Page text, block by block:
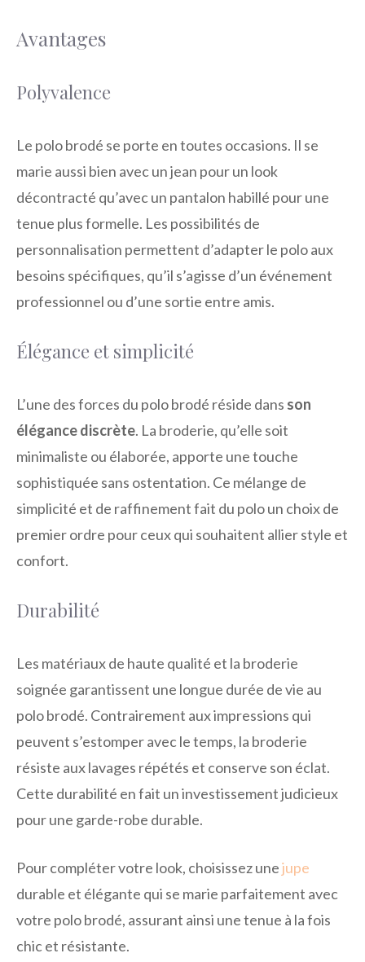
Avantages
Polyvalence
Le polo brodé se porte en toutes occasions. Il se
marie aussi bien avec un jean pour un look
décontracté qu’avec un pantalon habillé pour une
tenue plus formelle. Les possibilités de
personnalisation permettent d’adapter le polo aux
besoins spécifiques, qu’il s’agisse d’un événement
professionnel ou d’une sortie entre amis.
Élégance et simplicité
L’une des forces du polo brodé réside dans son
élégance discrète. La broderie, qu’elle soit
minimaliste ou élaborée, apporte une touche
sophistiquée sans ostentation. Ce mélange de
simplicité et de raffinement fait du polo un choix de
premier ordre pour ceux qui souhaitent allier style et
confort.
Durabilité
Les matériaux de haute qualité et la broderie
soignée garantissent une longue durée de vie au
polo brodé. Contrairement aux impressions qui
peuvent s’estomper avec le temps, la broderie
résiste aux lavages répétés et conserve son éclat.
Cette durabilité en fait un investissement judicieux
pour une garde-robe durable.
Pour compléter votre look, choisissez unejupe
durable et élégante qui se marie parfaitement avec
votre polo brodé, assurant ainsi une tenue à la fois
chic et résistante.